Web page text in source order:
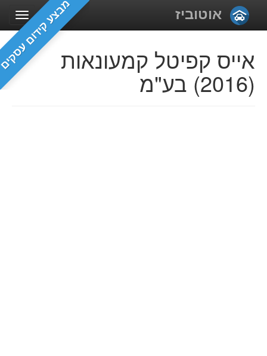
מבצע קידום אוטוביז
אייס קפיטל קמעונאות
(2016) בע"מ